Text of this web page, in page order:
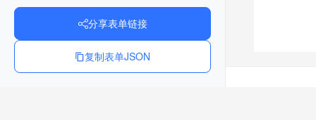
分享表单链接
复制表单JSON